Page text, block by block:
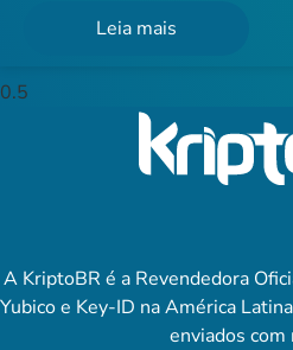
Leia mais
A KriptoBR é a Revendedora
Yubico e Key-ID na América
enviados com